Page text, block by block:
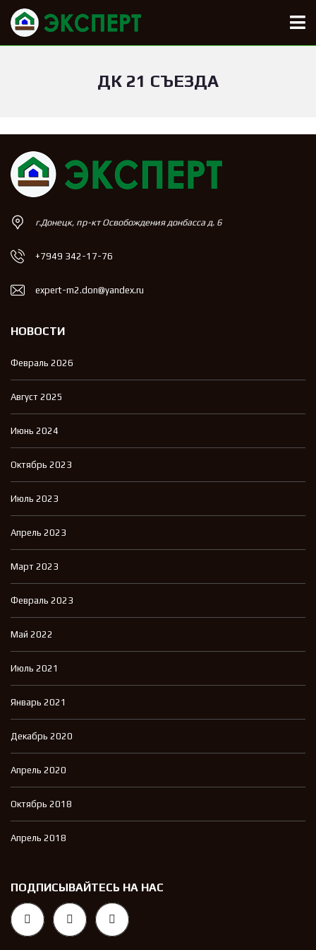
ДК 21 СЪЕЗДА
г.Донецк, пр-кт Освобождения донбасса д. 6
+7949 342-17-76
expert-m2.don@yandex.ru
НОВОСТИ
Февраль 2026
Август 2025
Июнь 2024
Октябрь 2023
Июль 2023
Апрель 2023
Март 2023
Февраль 2023
Май 2022
Июль 2021
Январь 2021
Декабрь 2020
Апрель 2020
Октябрь 2018
Апрель 2018
ПОДПИСЫВАЙТЕСЬ НА НАС